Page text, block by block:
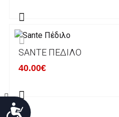
Προσιτότητα
αντικατάστασή του με
προιόν.
Βασική προυπόθεση για
να μην έχει επέλθει
Προϊόντα που
SANTE ΠΈΔΙΛΟ
40.00€